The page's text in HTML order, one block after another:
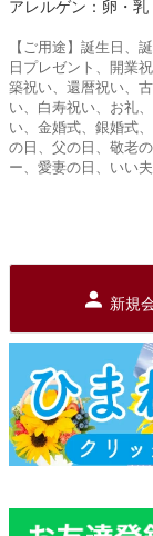
アレルゲン：卵・乳
【ご用途】誕生日、
日プレゼント、開業
築祝い、還暦祝い、
い、白寿祝い、お礼
い、金婚式、銀婚式
の日、父の日、敬老
ー、愛妻の日、いい
新規